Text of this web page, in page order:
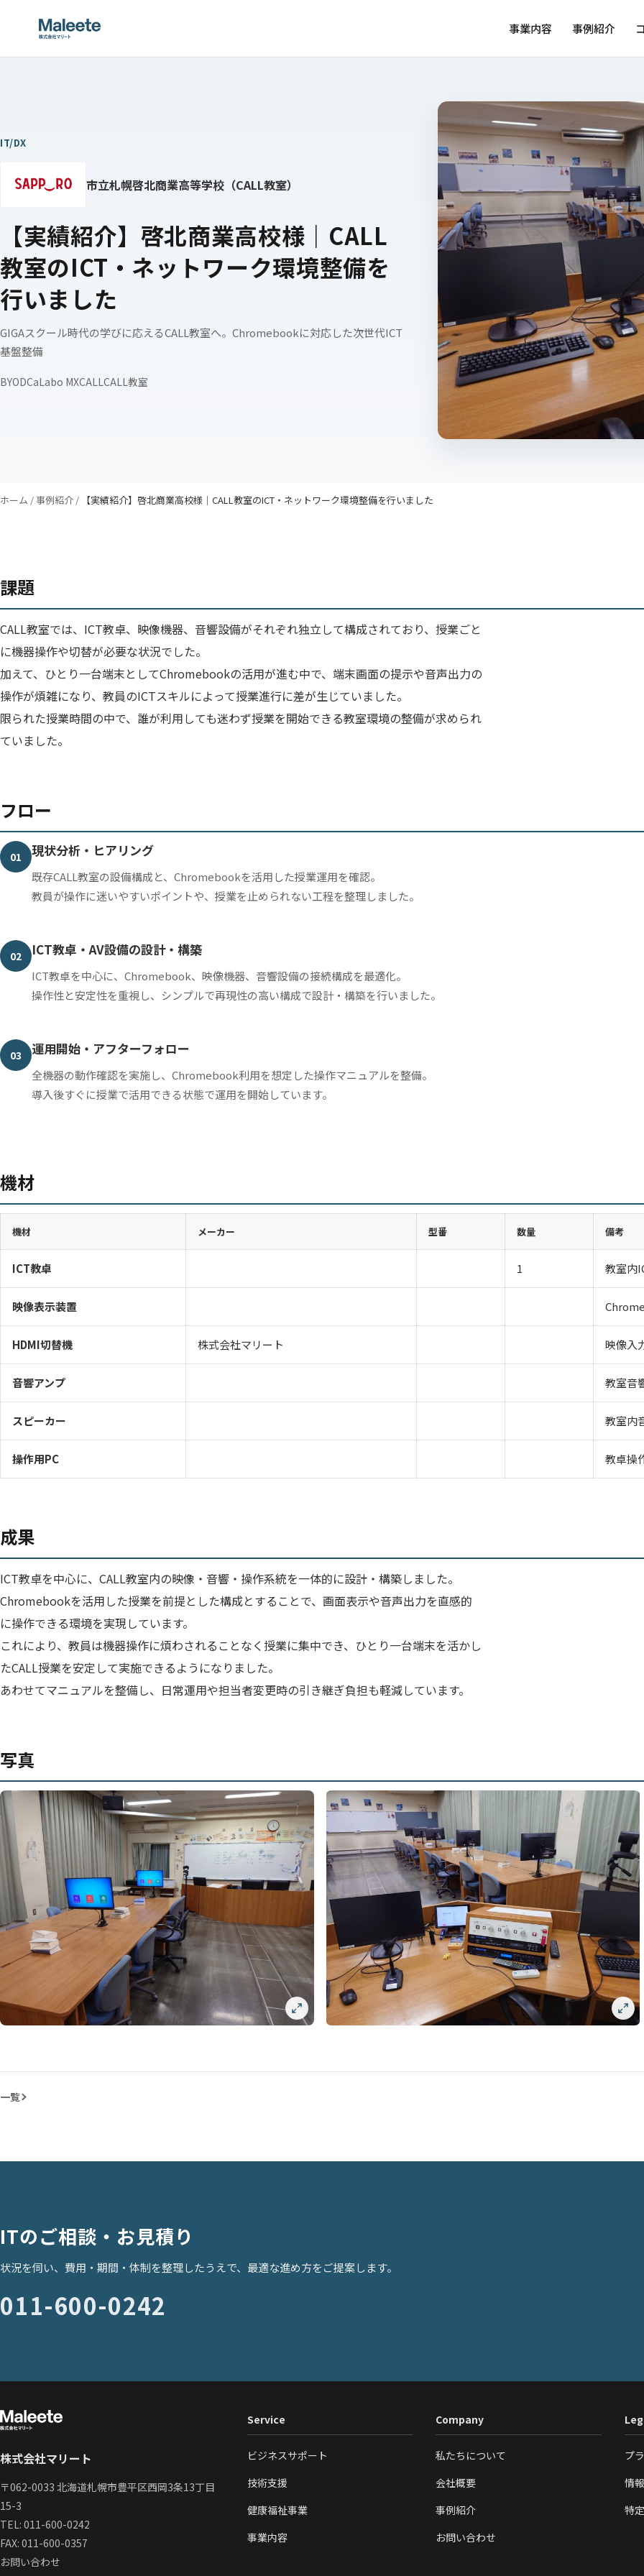
事業内容 事例紹介
IT/DX
市立札幌啓北商業高等学校（CALL教室）
【実績紹介】啓北商業高校様｜CALL
教室のICT・ネットワーク環境整備を
行いました
GIGAスクール時代の学びに応えるCALL教室へ。Chromebookに対応した次世代ICT
基盤整備
BYODCaLabo MXCALLCALL教室
ホーム / 事例紹介 / 【実績紹介】啓北商業高校様｜CALL教室のICT・ネットワーク環境整備を行いました
課題
CALL教室では、ICT教卓、映像機器、音響設備がそれぞれ独立して構成されており、授業ごと
に機器操作や切替が必要な状況でした。
加えて、ひとり一台端末としてChromebookの活用が進む中で、端末画面の提示や音声出力の
操作が煩雑になり、教員のICTスキルによって授業進行に差が生じていました。
限られた授業時間の中で、誰が利用しても迷わず授業を開始できる教室環境の整備が求められ
ていました。
フロー
01 現状分析・ヒアリング
既存CALL教室の設備構成と、Chromebookを活用した授業運用を確認。
教員が操作に迷いやすいポイントや、授業を止められない工程を整理しました。
02 ICT教卓・AV設備の設計・構築
ICT教卓を中心に、Chromebook、映像機器、音響設備の接続構成を最適化。
操作性と安定性を重視し、シンプルで再現性の高い構成で設計・構築を行いました。
03 運用開始・アフターフォロー
全機器の動作確認を実施し、Chromebook利用を想定した操作マニュアルを整備。
導入後すぐに授業で活用できる状態で運用を開始しています。
機材
機材 メーカー 型番 数量 備考
ICT教卓 1 教室内
映像表示装置
HDMI切替機 株式会社マリート 映像入
音響アンプ 教室音
スピーカー 教室内
操作用PC 教卓操
成果
ICT教卓を中心に、CALL教室内の映像・音響・操作系統を一体的に設計・構築しました。
Chromebookを活用した授業を前提とした構成とすることで、画面表示や音声出力を直感的
に操作できる環境を実現しています。
これにより、教員は機器操作に煩わされることなく授業に集中でき、ひとり一台端末を活かし
たCALL授業を安定して実施できるようになりました。
あわせてマニュアルを整備し、日常運用や担当者変更時の引き継ぎ負担も軽減しています。
写真
一覧
ITのご相談・お見積り
状況を伺い、費用・期間・体制を整理したうえで、最適な進め方をご提案します。
011-600-0242
株式会社マリート
〒062-0033 北海道札幌市豊平区西岡3条13丁目
15-3
TEL: 011-600-0242
FAX: 011-600-0357
お問い合わせ
Service
ビジネスサポート
技術支援
健康福祉事業
事業内容
Company
私たちについて
会社概要
事例紹介
お問い合わせ
プ
情
特